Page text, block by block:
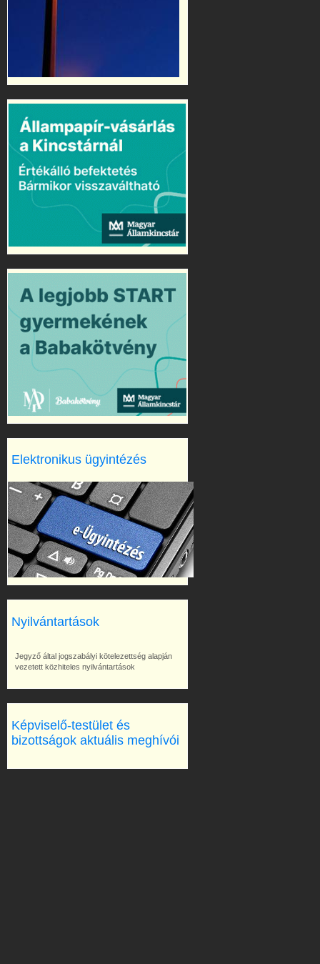
Elektronikus ügyintézés
Nyilvántartások
Jegyző által jogszabályi kötelezettség alapján
vezetett közhiteles nyilvántartások
Képviselő-testület és
bizottságok aktuális meghívói